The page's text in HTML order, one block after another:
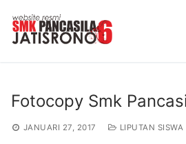
konten
Fotocopy Smk
JANUARI 27, 2017 LIPUTAN SISWA